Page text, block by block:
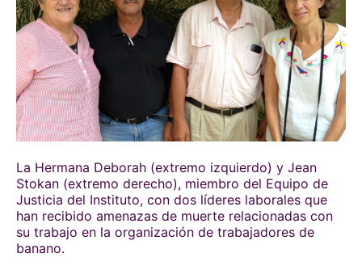
La Hermana Deborah (extremo izquierdo) y Jean
Stokan (extremo derecho), miembro del Equipo de
Justicia del Instituto, con dos líderes laborales que
han recibido amenazas de muerte relacionadas con
su trabajo en la organización de trabajadores de
banano.